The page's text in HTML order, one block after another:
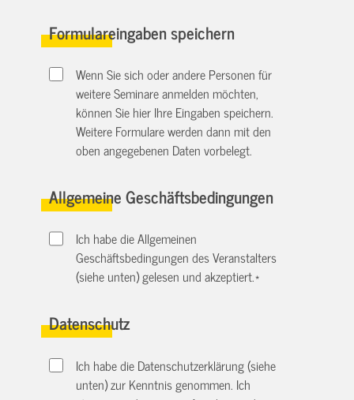
Formulareingaben speichern
Wenn Sie sich oder andere Personen für
weitere Seminare anmelden möchten,
können Sie hier Ihre Eingaben speichern.
Weitere Formulare werden dann mit den
oben angegebenen Daten vorbelegt.
Allgemeine Geschäftsbedingungen
Ich habe die Allgemeinen
Geschäftsbedingungen des Veranstalters
(siehe unten) gelesen und akzeptiert.*
Datenschutz
Ich habe die Datenschutzerklärung (siehe
unten) zur Kenntnis genommen. Ich